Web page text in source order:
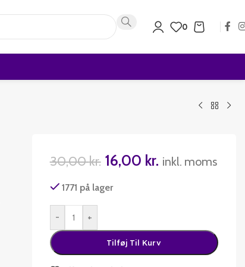
0
30,00kr. 16,00 kr. inkl. moms
1771 på lager
- +
Tilføj Til Kurv